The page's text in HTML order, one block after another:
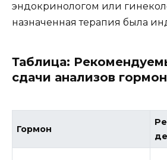
эндокринологом или
назначенная терапия была
Таблица:
сдачи анализов
Гормон